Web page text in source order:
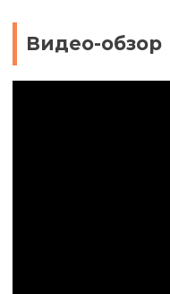
Видео-обзор